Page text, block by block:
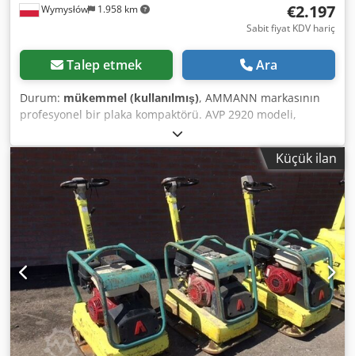
Wymysłów 1.958 km €2.197
Sabit fiyat KDV hariç
Talep etmek Ara
Durum: mükemmel (kullanılmış), AMMANN markasının
profesyonel bir plaka kompaktörü. AVP 2920 modeli,
güvenilir HATZ Dizel motoru (5 kW güç) ile donatılmıştır.
Makine, profesyonel parke döşeme, yol yapımı ve zemin,
kilitli parke, dolgu ve asfalt sıkıştırma işleri için
tasarlanmıştır. Cihaz tamamen mekaniktir ve sağlam
Alman yapısına sahiptir. Görsel durumu fotoğraflara
uygundur – normal kullanım izleri mevcuttur. Crsdpfx Aey
Sifyelfjf Teknik veriler: • Üretici: AMMANN • Model: AVP
2920 • Üretim yılı: 1999 • Motor: HATZ Diesel • Motor tipi:
1B30-6 • Güç: 5 kW • Çalışma ağırlığı: 190 kg • Manuel marş
• Almanya üretimi Uygulama alanları: • Kilitli parke
sıkıştırma • Parke döşeme işleri • Yol yapım çalışmaları •
Zemin ve dolgu sıkıştırma • Hafriyat ve temel çalışmaları
Durum: Kullanılmış, eksiksiz makine. HATZ motor –
dayanıklı ve değerli bir dizel ünite.
Küçük ilan